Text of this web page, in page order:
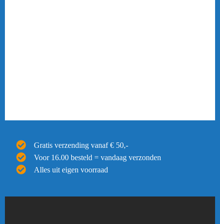
Gratis verzending vanaf € 50,-
Voor 16.00 besteld = vandaag verzonden
Alles uit eigen voorraad